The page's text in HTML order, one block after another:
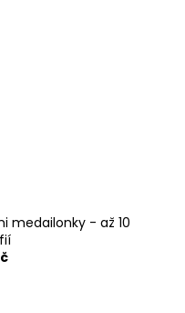
medailonky - až 10